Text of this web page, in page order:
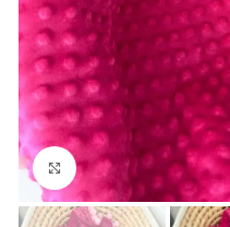
Click to enlarge